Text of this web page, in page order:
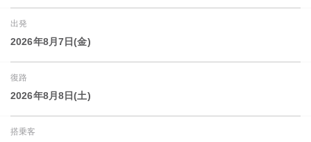
出発
2026年8月7日(金)
復路
2026年8月8日(土)
搭乗客